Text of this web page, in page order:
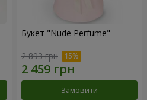
Букет "Nude Perfume"
2 893 грн
Замовити